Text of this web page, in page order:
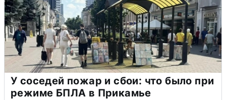
У соседей пожар и сбои: что было при
режиме БПЛА в Прикамье